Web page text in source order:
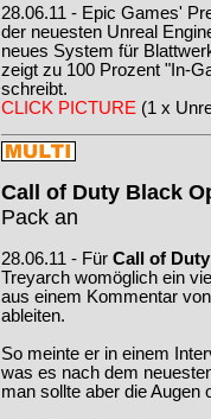
28.06.11 - Epic Games'
der neuesten Unreal
neues System für
zeigt zu 100 Prozent "In-
schreibt.
CLICK PICTURE (1 x
Call of Duty Black
Pack an
28.06.11 - Für Call of
Treyarch womöglich ein
aus einem Kommentar
ableiten.
So meinte er in einem
was es nach dem
man sollte aber die Augen